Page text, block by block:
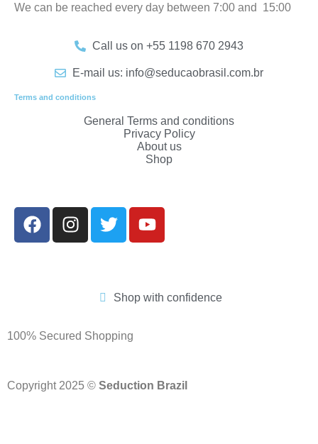
We can be reached every day between 7:00 and 15:00
Call us on +55 1198 670 2943
E-mail us: info@seducaobrasil.com.br
Terms and conditions
General Terms and conditions
Privacy Policy
About us
Shop
Shop with confidence
100% Secured Shopping
Copyright 2025 © Seduction Brazil